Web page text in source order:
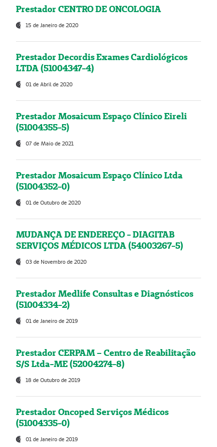
Prestador CENTRO DE ONCOLOGIA
15 de Janeiro de 2020
Prestador Decordis Exames Cardiológicos
LTDA (51004347-4)
01 de Abril de 2020
Prestador Mosaicum Espaço Clínico Eireli
(51004355-5)
07 de Maio de 2021
Prestador Mosaicum Espaço Clínico Ltda
(51004352-0)
01 de Outubro de 2020
MUDANÇA DE ENDEREÇO - DIAGITAB
SERVIÇOS MÉDICOS LTDA (54003267-5)
03 de Novembro de 2020
Prestador Medlife Consultas e Diagnósticos
(51004334-2)
01 de Janeiro de 2019
Prestador CERPAM – Centro de Reabilitação
S/S Ltda-ME (52004274-8)
18 de Outubro de 2019
Prestador Oncoped Serviços Médicos
(51004335-0)
01 de Janeiro de 2019